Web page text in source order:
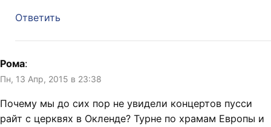
Ответить
Рома:
Пн, 13 Апр, 2015 в 23:38
Почему мы до сих пор не увидели концертов пусси
райт с церквях в Окленде? Турне по храмам Европы и